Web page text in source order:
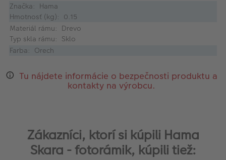
Značka: Hama
Hmotnosť (kg): 0.15
Materiál rámu: Drevo
Typ skla rámu: Sklo
Farba: Orech
Tu nájdete informácie o bezpečnosti produktu a
kontakty na výrobcu.
Zákazníci, ktorí si kúpili Hama
Skara - fotorámik, kúpili tiež: